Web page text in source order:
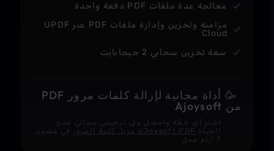
معالجة عدة ملفات PDF دفعة واحدة
مزامنة وتخزين وإدارة ملفات PDF عبر UPDF
Cloud
سعة تخزين سحابي 2 جيجابايت
🥳 أداة مجانية لإزالة كلمات مرور PDF
من Ajoysoft
اشترِ أي خطة واحصل على ترخيص مجاني مدى
الحياةaJoysoft PDF مزيل كلمة المرور
في غضون